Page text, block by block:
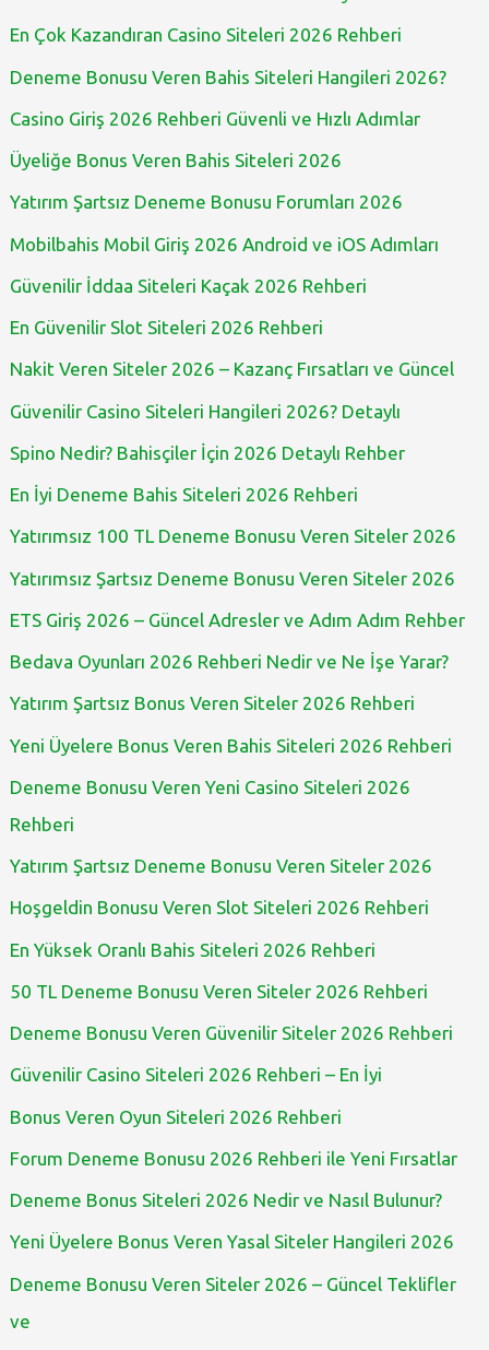
En Çok Kazandıran Casino Siteleri 2026 Rehberi
Deneme Bonusu Veren Bahis Siteleri Hangileri 2026?
Casino Giriş 2026 Rehberi Güvenli ve Hızlı Adımlar
Üyeliğe Bonus Veren Bahis Siteleri 2026
Yatırım Şartsız Deneme Bonusu Forumları 2026
Mobilbahis Mobil Giriş 2026 Android ve iOS Adımları
Güvenilir İddaa Siteleri Kaçak 2026 Rehberi
En Güvenilir Slot Siteleri 2026 Rehberi
Nakit Veren Siteler 2026 – Kazanç Fırsatları ve Güncel
Güvenilir Casino Siteleri Hangileri 2026? Detaylı
Spino Nedir? Bahisçiler İçin 2026 Detaylı Rehber
En İyi Deneme Bahis Siteleri 2026 Rehberi
Yatırımsız 100 TL Deneme Bonusu Veren Siteler 2026
Yatırımsız Şartsız Deneme Bonusu Veren Siteler 2026
ETS Giriş 2026 – Güncel Adresler ve Adım Adım Rehber
Bedava Oyunları 2026 Rehberi Nedir ve Ne İşe Yarar?
Yatırım Şartsız Bonus Veren Siteler 2026 Rehberi
Yeni Üyelere Bonus Veren Bahis Siteleri 2026 Rehberi
Deneme Bonusu Veren Yeni Casino Siteleri 2026
Rehberi
Yatırım Şartsız Deneme Bonusu Veren Siteler 2026
Hoşgeldin Bonusu Veren Slot Siteleri 2026 Rehberi
En Yüksek Oranlı Bahis Siteleri 2026 Rehberi
50 TL Deneme Bonusu Veren Siteler 2026 Rehberi
Deneme Bonusu Veren Güvenilir Siteler 2026 Rehberi
Güvenilir Casino Siteleri 2026 Rehberi – En İyi
Bonus Veren Oyun Siteleri 2026 Rehberi
Forum Deneme Bonusu 2026 Rehberi ile Yeni Fırsatlar
Deneme Bonus Siteleri 2026 Nedir ve Nasıl Bulunur?
Yeni Üyelere Bonus Veren Yasal Siteler Hangileri 2026
Deneme Bonusu Veren Siteler 2026 – Güncel Teklifler
ve